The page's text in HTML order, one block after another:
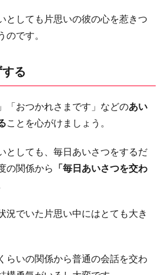
としても片思いの彼の心を惹きつ
です。
る
「おつかれさまです」などのあい
ことを心がけましょう。
としても、毎日あいさつをするだ
の関係から 「毎日あいさつを交わ
況でいた片思い中にはとても大き
らいの関係から普通の会話を交わ